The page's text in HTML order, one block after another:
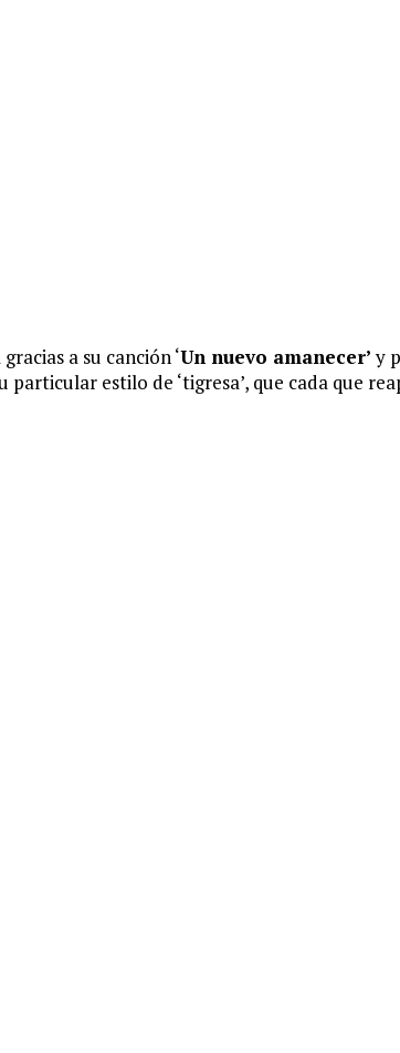
a su canción ‘Un nuevo amanecer’y
estilo de ‘tigresa’, que cada que